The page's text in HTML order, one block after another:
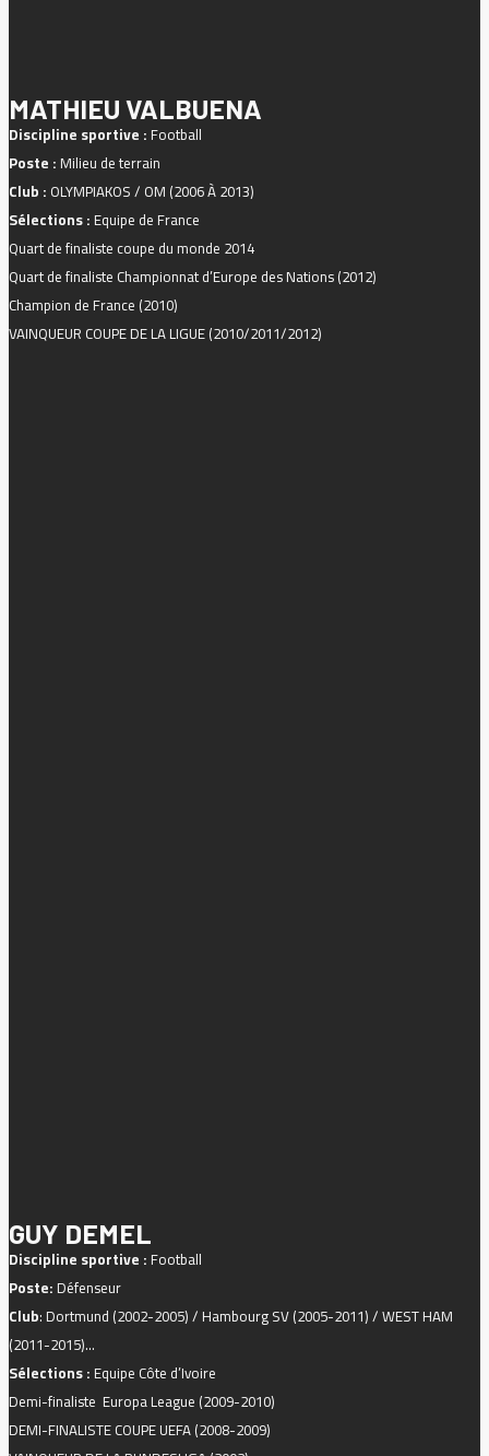
MATHIEU VALBUENA
Discipline sportive : Football
Poste : Milieu de terrain
Club : OLYMPIAKOS / OM (2006 À 2013)
Sélections : Equipe de France
Quart de finaliste coupe du monde 2014
Quart de finaliste Championnat d’Europe des Nations (2012)
Champion de France (2010)
VAINQUEUR COUPE DE LA LIGUE (2010/2011/2012)
GUY DEMEL
Discipline sportive : Football
Poste: Défenseur
Club: Dortmund (2002-2005) / Hambourg SV (2005-2011) / WEST HAM
(2011-2015)…
Sélections : Equipe Côte d’Ivoire
Demi-finaliste Europa League (2009-2010)
DEMI-FINALISTE COUPE UEFA (2008-2009)